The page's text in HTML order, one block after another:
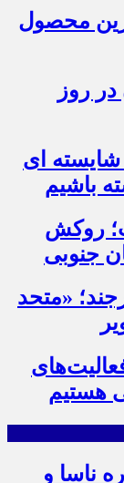
محصول
روز
شایسته ای
باشیم
روکش
آبان در بیرجند؛ «متحد
هستیم
ناسا و